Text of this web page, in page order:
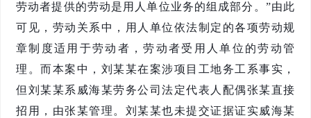
劳动者提供的劳动是用人单位业务的组成部分。 ”由此
可见，劳动关系中，用人单位依法制定的各项劳动规
章制度适用于劳动者，劳动者受用人单位的劳动管
理。而本案中，刘 某某在案涉项目工地务工系事实，
但刘 某某系 威海某劳务公司法定代表人配偶张某直接
招用，由张某管理。刘 某某也未提交证据证实威海某